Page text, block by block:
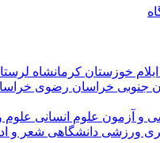
ایلام خوزستان کرمانشاه
جنوبی خراسان رضوی
و آزمون علوم انسانی علوم
ورزشی دانشگاهی شعر و